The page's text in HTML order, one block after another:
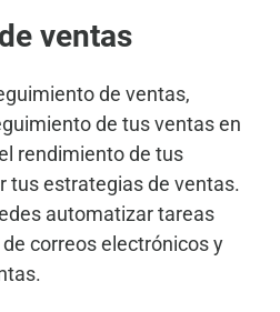
ventas
de ventas,
de tus ventas en
rendimiento de tus
tus estrategias de ventas.
automatizar tareas
correos electrónicos y